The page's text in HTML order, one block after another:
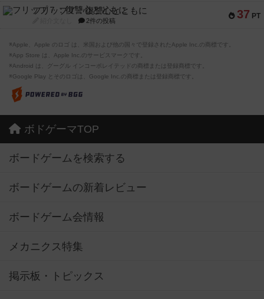
37 PT
フリップ７：復讐心とともに
2件の投稿
※Apple、Apple のロゴ は、米国および他の国々で登録されたApple Inc.の商標です。
※App Store は、Apple Inc.のサービスマークです。
※Android は、グーグル インコーポレイテッドの商標または登録商標です。
※Google Play とそのロゴは、Google Inc.の商標または登録商標です。
ボドゲーマTOP
ボードゲームを検索する
ボードゲームの新着レビュー
ボードゲーム会情報
メカニクス特集
掲示板・トピックス